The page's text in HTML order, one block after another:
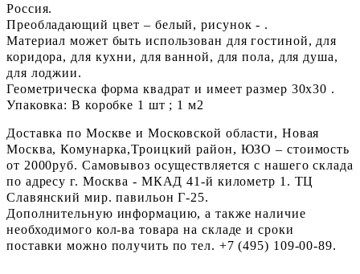
Россия.
Преобладающий цвет – белый, рисунок - .
Материал может быть использован для гостиной, для
коридора, для кухни, для ванной, для пола, для душа,
для лоджии.
Геометрическа форма квадрат и имеет размер 30x30 .
Упаковка: В коробке 1 шт ; 1 м2
Доставка по Москве и Московской области, Новая
Москва, Комунарка,Троицкий район, ЮЗО – стоимость
от 2000руб. Самовывоз осуществляется с нашего склада
по адресу г. Москва - МКАД 41-й километр 1. ТЦ
Славянский мир. павильон Г-25.
Дополнительную информацию, а также наличие
необходимого кол-ва товара на складе и сроки
поставки можно получить по тел. +7 (495) 109-00-89.